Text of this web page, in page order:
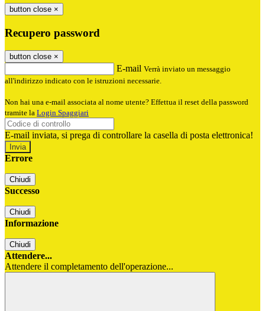
button close ×
Recupero password
button close ×
E-mail Verrà inviato un messaggio
all'indirizzo indicato con le istruzioni necessarie.
Non hai una e-mail associata al nome utente? Effettua il reset della password
tramite la Login Spaggiari
E-mail inviata, si prega di controllare la casella di posta elettronica!
Errore
Chiudi
Successo
Chiudi
Informazione
Chiudi
Attendere...
Attendere il completamento dell'operazione...